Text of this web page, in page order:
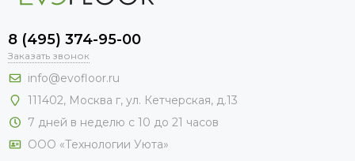
8 (495) 374-95-00
Заказать звонок
info@evofloor.ru
111402, Москва г, ул. Кетчерская, д.13
7 дней в неделю с 10 до 21 часов
ООО «Технологии Уюта»